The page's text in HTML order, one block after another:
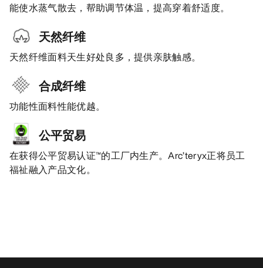
能使水蒸气散去，帮助调节体温，提高穿着舒适度。
天然纤维
天然纤维面料天生好处良多，提供亲肤触感。
合成纤维
功能性面料性能优越。
公平贸易
在获得公平贸易认证™的工厂内生产。Arc’teryx正将员工
福祉融入产品文化。